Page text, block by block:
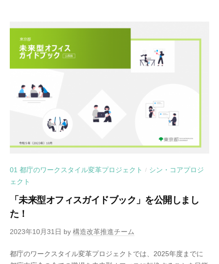
01 都庁のワークスタイル変革プロジェクト / シン・コアプロジ
ェクト
「未来型オフィスガイドブック」を公開しまし
た！
2023年10月31日 by 構造改革推進チーム
都庁のワークスタイル変革プロジェクトでは、2025年度までに